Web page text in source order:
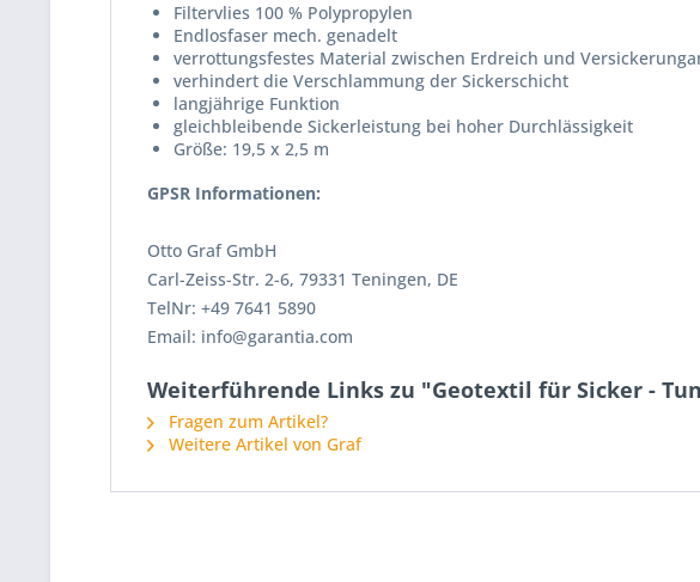
Filtervlies 100 % Polypropylen
Endlosfaser mech. genadelt
verrottungsfestes Material zwischen Erdreich und
verhindert die Verschlammung der Sickerschicht
langjährige Funktion
gleichbleibende Sickerleistung bei hoher Durchlässigkeit
Größe: 19,5 x 2,5 m
GPSR Informationen:
Otto Graf GmbH
Carl-Zeiss-Str. 2-6, 79331 Teningen, DE
TelNr: +49 7641 5890
Email: info@garantia.com
Weiterführende Links zu "Geotextil für Sicker -
Fragen zum Artikel?
Weitere Artikel von Graf